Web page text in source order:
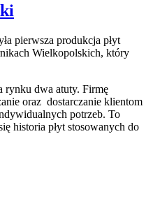
pierwsza produkcja płyt
Wielkopolskich, który
rynku dwa atuty. Firmę
oraz dostarczanie klientom
potrzeb. To
historia płyt stosowanych do